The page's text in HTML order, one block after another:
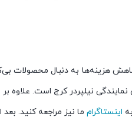
هزینه‌ها به دنبال محصولات
اینستاگرام ما نیز مراجعه کنید.